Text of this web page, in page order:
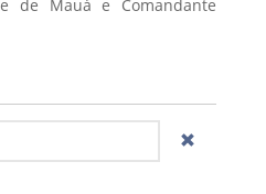
de Mauá e Comandante